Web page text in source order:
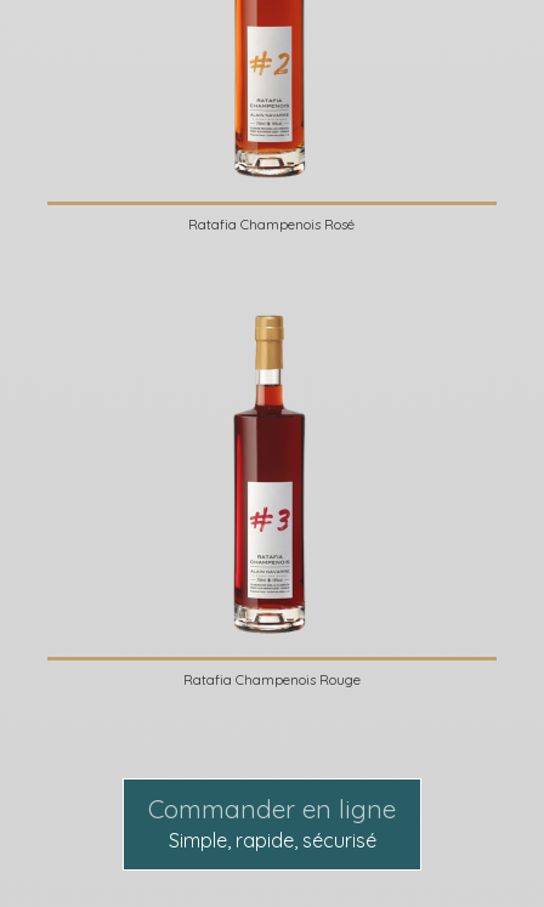
Ratafia Champenois Rosé
Ratafia Champenois Rouge
Commander en ligne
Simple, rapide, sécurisé